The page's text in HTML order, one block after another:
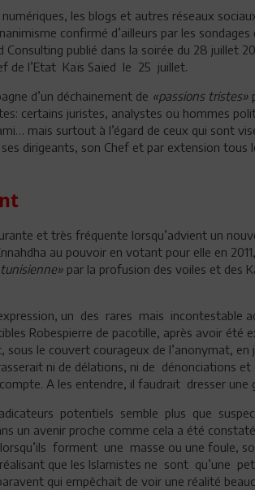
les blogs et autres réseaux
confirmé d’ailleurs par les
Consulting publié dans la soirée du 28 juillet
de l’Etat Kaïs Saïed le 25 juillet.
d’un déchainement de «passions tristes»
certains juristes, analystes ou hommes
mais surtout à l’égard de ceux qui sont
dirigeants, son Chef et par extension tous
et très fréquente lorsqu’advient un
au pouvoir en votant pour elle en
par la profusion des voiles et des
un des rares mais incontestable
Robespierre de pacotille, après avoir été
sous le couvert courageux de l’anonymat, en
ni de délations, ni de dénonciations
A les entendre, il faudrait dresser une
potentiels semble plus que
un avenir proche comme cela a été
forment une masse ou une foule,
que les Islamistes ne sont qu’une
qui empêchait de voir une réalité